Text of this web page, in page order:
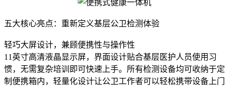
五大核心亮点：重新定义基层公卫检测体验
轻巧大屏设计，兼顾便携性与操作性
11英寸高清液晶显示屏，界面设计贴合基层医护人员使用习
惯，无需复杂培训即可快速上手。所有检测设备均可收纳于定
制便携箱内，轻量化设计让公卫工作者可以轻松携带设备上门